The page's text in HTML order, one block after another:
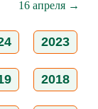
16 апреля →
2023
2018